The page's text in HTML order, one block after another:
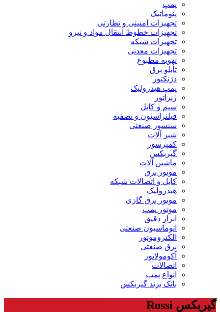
پمپ
پنوماتیک
تجهیزات امنیتی و نظارتی
تجهیزات خطوط انتقال مواد و نیرو
تجهیزات شبکه
تجهیزات معدنی
تهویه مطبوع
تابلو برق
دژنکتور
پمپ هیدرولیک
ژنراتور
سیم و کابل
فیلتراسیون و تصفیه
سنسور صنعتی
شیر آلات
کمپرسور
گیربکس
ماشین آلات
موتور برق
کابل و اتصالات شبکه
هیدرولیک
موتور برق گازی
موتور پمپ
ابزار دقیق
اتوماسیون صنعتی
الکتروموتور
برق صنعتی
آکومولاتور
اتصالات
انواع پمپ
بانک برند گیربکس
گیربکس Rossi